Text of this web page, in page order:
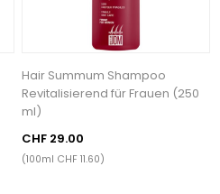
Hair Summum Shampoo
Revitalisierend für Frauen (250
ml)
CHF 29.00
(100ml CHF 11.60)